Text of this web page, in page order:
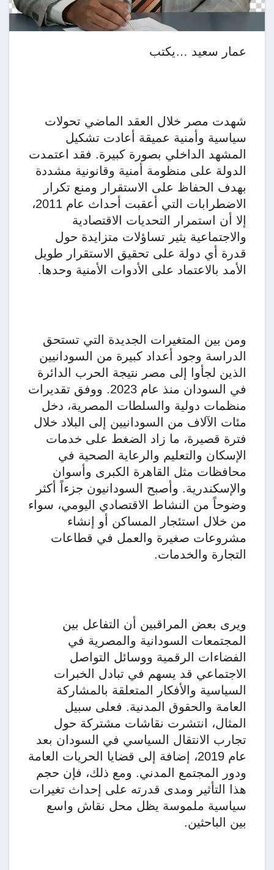
عمار سعيد …يكتب
شهدت مصر خلال العقد الماضي تحولات
سياسية وأمنية عميقة أعادت تشكيل
المشهد الداخلي بصورة كبيرة. فقد اعتمدت
الدولة على منظومة أمنية وقانونية مشددة
بهدف الحفاظ على الاستقرار ومنع تكرار
الاضطرابات التي أعقبت أحداث عام 2011،
إلا أن استمرار التحديات الاقتصادية
والاجتماعية يثير تساؤلات متزايدة حول
قدرة أي دولة على تحقيق الاستقرار طويل
الأمد بالاعتماد على الأدوات الأمنية وحدها.
ومن بين المتغيرات الجديدة التي تستحق
الدراسة وجود أعداد كبيرة من السودانيين
الذين لجأوا إلى مصر نتيجة الحرب الدائرة
في السودان منذ عام 2023. ووفق تقديرات
منظمات دولية والسلطات المصرية، دخل
مئات الآلاف من السودانيين إلى البلاد خلال
فترة قصيرة، ما زاد الضغط على خدمات
الإسكان والتعليم والرعاية الصحية في
محافظات مثل القاهرة الكبرى وأسوان
والإسكندرية. وأصبح السودانيون جزءاً أكثر
وضوحاً من النشاط الاقتصادي اليومي، سواء
من خلال استئجار المساكن أو إنشاء
مشروعات صغيرة والعمل في قطاعات
التجارة والخدمات.
ويرى بعض المراقبين أن التفاعل بين
المجتمعات السودانية والمصرية في
الفضاءات الرقمية ووسائل التواصل
الاجتماعي قد يسهم في تبادل الخبرات
السياسية والأفكار المتعلقة بالمشاركة
العامة والحقوق المدنية. فعلى سبيل
المثال، انتشرت نقاشات مشتركة حول
تجارب الانتقال السياسي في السودان بعد
عام 2019، إضافة إلى قضايا الحريات العامة
ودور المجتمع المدني. ومع ذلك، فإن حجم
هذا التأثير ومدى قدرته على إحداث تغيرات
سياسية ملموسة يظل محل نقاش واسع
بين الباحثين.